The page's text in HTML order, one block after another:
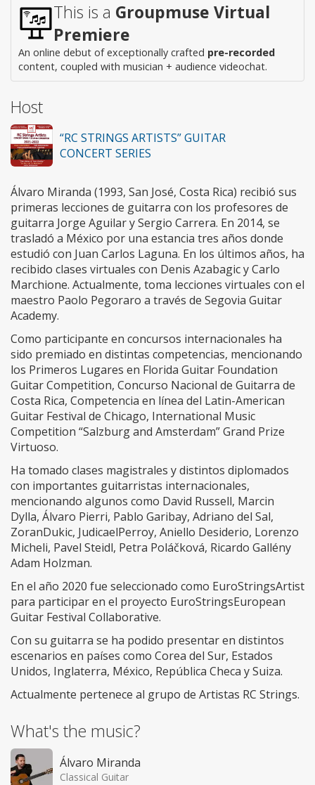
This is a Groupmuse Virtual
Premiere
An online debut of exceptionally crafted pre-recorded
content, coupled with musician + audience videochat.
Host
“RC STRINGS ARTISTS” GUITAR
CONCERT SERIES
Álvaro Miranda (1993, San José, Costa Rica) recibió sus
primeras lecciones de guitarra con los profesores de
guitarra Jorge Aguilar y Sergio Carrera. En 2014, se
trasladó a México por una estancia tres años donde
estudió con Juan Carlos Laguna. En los últimos años, ha
recibido clases virtuales con Denis Azabagic y Carlo
Marchione. Actualmente, toma lecciones virtuales con el
maestro Paolo Pegoraro a través de Segovia Guitar
Academy.
Como participante en concursos internacionales ha
sido premiado en distintas competencias, mencionando
los Primeros Lugares en Florida Guitar Foundation
Guitar Competition, Concurso Nacional de Guitarra de
Costa Rica, Competencia en línea del Latin-American
Guitar Festival de Chicago, International Music
Competition “Salzburg and Amsterdam” Grand Prize
Virtuoso.
Ha tomado clases magistrales y distintos diplomados
con importantes guitarristas internacionales,
mencionando algunos como David Russell, Marcin
Dylla, Álvaro Pierri, Pablo Garibay, Adriano del Sal,
ZoranDukic, JudicaelPerroy, Aniello Desiderio, Lorenzo
Micheli, Pavel Steidl, Petra Poláčková, Ricardo Gallény
Adam Holzman.
En el año 2020 fue seleccionado como EuroStringsArtist
para participar en el proyecto EuroStringsEuropean
Guitar Festival Collaborative.
Con su guitarra se ha podido presentar en distintos
escenarios en países como Corea del Sur, Estados
Unidos, Inglaterra, México, República Checa y Suiza.
Actualmente pertenece al grupo de Artistas RC Strings.
What's the music?
Álvaro Miranda
Classical Guitar